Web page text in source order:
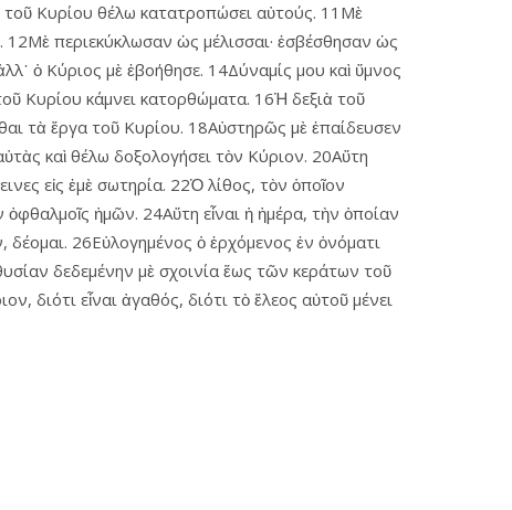
τοῦ Κυρίου θέλω κατατροπώσει αὐτούς. 11Μὲ
περιεκύκλωσαν ὡς μέλισσαι· ἐσβέσθησαν ὡς
ὁ Κύριος μὲ ἐβοήθησε. 14Δύναμίς μου καὶ ὕμνος
Κυρίου κάμνει κατορθώματα. 16Ἡ δεξιὰ τοῦ
τὰ ἔργα τοῦ Κυρίου. 18Αὐστηρῶς μὲ ἐπαίδευσεν
καὶ θέλω δοξολογήσει τὸν Κύριον. 20Αὕτη
εἰς ἐμὲ σωτηρία. 22Ὁ λίθος, τὸν ὁποῖον
ὀφθαλμοῖς ἡμῶν. 24Αὕτη εἶναι ἡ ἡμέρα, τὴν ὁποίαν
26Εὐλογημένος ὁ ἐρχόμενος ἐν ὀνόματι
δεδεμένην μὲ σχοινία ἕως τῶν κεράτων τοῦ
διότι εἶναι ἀγαθός, διότι τὸ ἔλεος αὐτοῦ μένει